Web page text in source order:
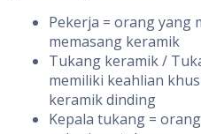
Pekerja = orang yang
memasang keramik
Tukang keramik /
memiliki keahlian
keramik dinding
Kepala tukang =